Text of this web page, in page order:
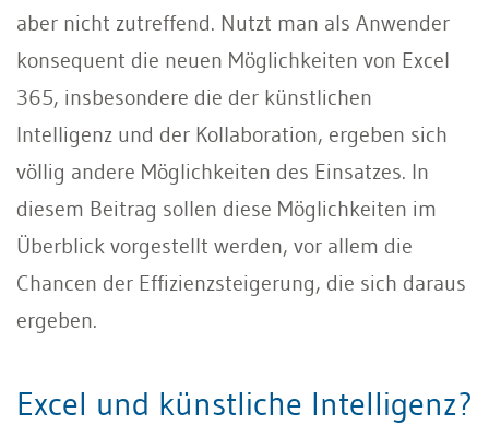
aber nicht zutreffend. Nutzt man als Anwender
konsequent die neuen Möglichkeiten von Excel
365, insbesondere die der künstlichen
Intelligenz und der Kollaboration, ergeben sich
völlig andere Möglichkeiten des Einsatzes. In
diesem Beitrag sollen diese Möglichkeiten im
Überblick vorgestellt werden, vor allem die
Chancen der Effizienzsteigerung, die sich daraus
ergeben.
Excel und künstliche Intelligenz?